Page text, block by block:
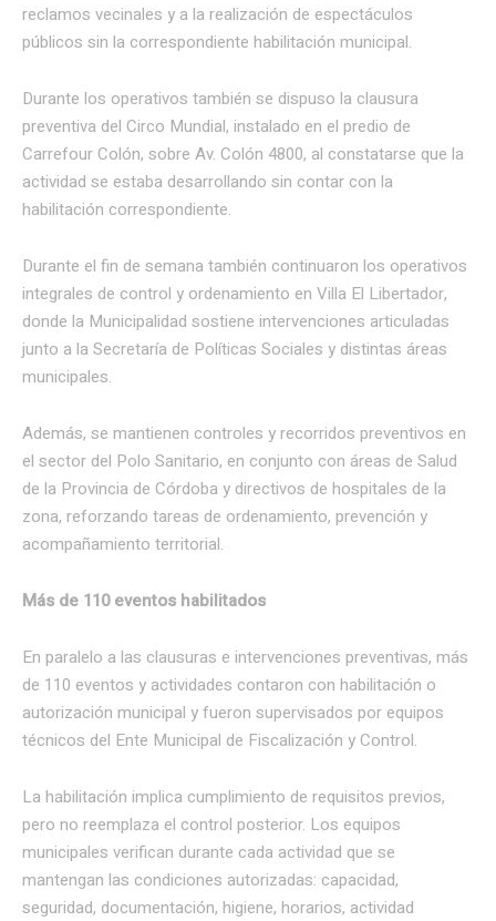
reclamos vecinales y a la realización de espectáculos
públicos sin la correspondiente habilitación municipal.
Durante los operativos también se dispuso la clausura
preventiva del Circo Mundial, instalado en el predio de
Carrefour Colón, sobre Av. Colón 4800, al constatarse que la
actividad se estaba desarrollando sin contar con la
habilitación correspondiente.
Durante el fin de semana también continuaron los operativos
integrales de control y ordenamiento en Villa El Libertador,
donde la Municipalidad sostiene intervenciones articuladas
junto a la Secretaría de Políticas Sociales y distintas áreas
municipales.
Además, se mantienen controles y recorridos preventivos en
el sector del Polo Sanitario, en conjunto con áreas de Salud
de la Provincia de Córdoba y directivos de hospitales de la
zona, reforzando tareas de ordenamiento, prevención y
acompañamiento territorial.
Más de 110 eventos habilitados
En paralelo a las clausuras e intervenciones preventivas, más
de 110 eventos y actividades contaron con habilitación o
autorización municipal y fueron supervisados por equipos
técnicos del Ente Municipal de Fiscalización y Control.
La habilitación implica cumplimiento de requisitos previos,
pero no reemplaza el control posterior. Los equipos
municipales verifican durante cada actividad que se
mantengan las condiciones autorizadas: capacidad,
seguridad, documentación, higiene, horarios, actividad